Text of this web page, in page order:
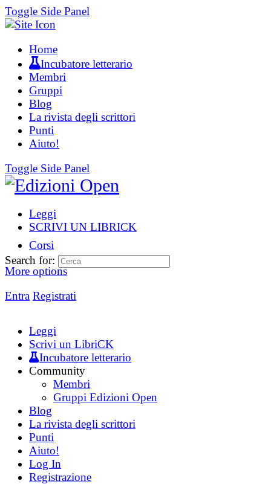
Toggle Side Panel
Home
Incubatore letterario
Membri
Gruppi
Blog
La rivista degli scrittori
Punti
Aiuto!
Toggle Side Panel
Leggi
SCRIVI UN LIBRICK
Corsi
More options
Entra Registrati
Search for:
Leggi
Scrivi un LibriCK
Incubatore letterario
Community
Membri
Gruppi Edizioni Open
Blog
La rivista degli scrittori
Punti
Aiuto!
Log In
Registrazione